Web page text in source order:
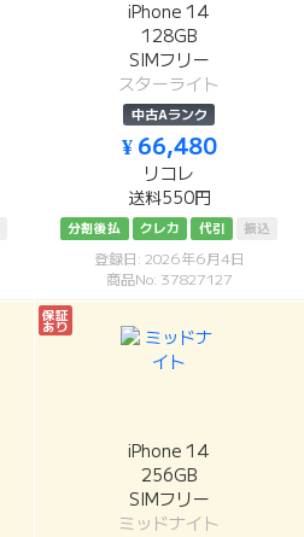
iPhone 14
128GB
SIMフリー
スターライト
中古Aランク
¥ 66,480
リコレ
送料550円
分割後払 クレカ 代引 振込
登録日: 2026年6月4日
商品No: 37827127
保証
あり
iPhone 14
256GB
SIMフリー
ミッドナイト